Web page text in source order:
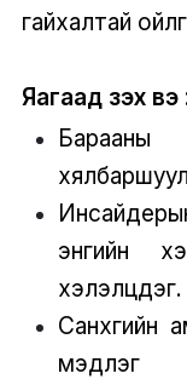
гайхалтай
Яагаад үзэх вэ
энгийн
хэлэлцдэг.
мэдлэг